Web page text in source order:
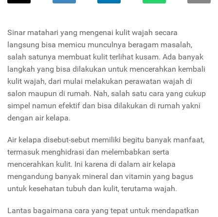
Sinar matahari yang mengenai kulit wajah secara
langsung bisa memicu munculnya beragam masalah,
salah satunya membuat kulit terlihat kusam. Ada banyak
langkah yang bisa dilakukan untuk mencerahkan kembali
kulit wajah, dari mulai melakukan perawatan wajah di
salon maupun di rumah. Nah, salah satu cara yang cukup
simpel namun efektif dan bisa dilakukan di rumah yakni
dengan air kelapa.
Air kelapa disebut-sebut memiliki begitu banyak manfaat,
termasuk menghidrasi dan melembabkan serta
mencerahkan kulit. Ini karena di dalam air kelapa
mengandung banyak mineral dan vitamin yang bagus
untuk kesehatan tubuh dan kulit, terutama wajah.
Lantas bagaimana cara yang tepat untuk mendapatkan